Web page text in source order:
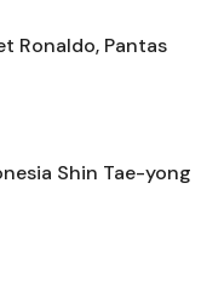
Ronaldo, Pantas
Shin Tae-yong